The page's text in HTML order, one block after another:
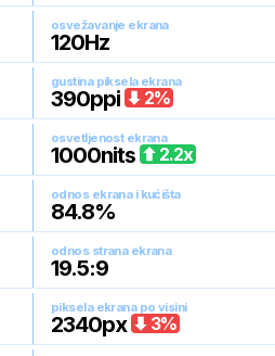
osvežavanje ekrana
120Hz
gustina piksela ekrana
390ppi 2%
osvetljenost ekrana
1000nits 2.2x
odnos ekrana i kućišta
84.8%
odnos strana ekrana
19.5:9
piksela ekrana po visini
2340px 3%